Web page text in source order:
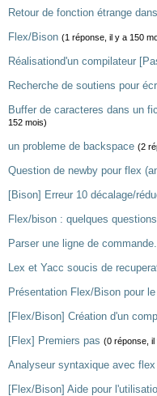
Retour de fonction étrange
Flex/Bison (1 réponse, il y a 150
Réalisationd'un compilateur
Recherche de soutiens pour
Buffer de caracteres dans un
152 mois)
un probleme de backspace (2
Question de newby pour flex
[Bison] Erreur 10 décalage/
Flex/bison : quelques questions
Parser une ligne de commande.
Lex et Yacc soucis de
Présentation Flex/Bison pour
[Flex/Bison] Création d'un
[Flex] Premiers pas (0 réponse, il
Analyseur syntaxique avec
[Flex/Bison] Aide pour